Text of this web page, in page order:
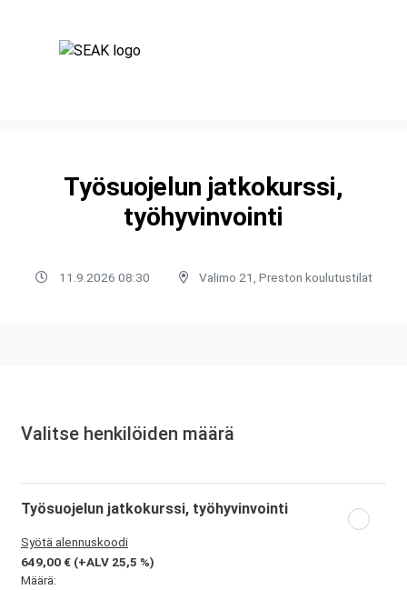
Työsuojelun jatkokurssi,
työhyvinvointi
11.9.2026 08:30 Valimo 21, Preston koulutustilat
Valitse henkilöiden määrä
Työsuojelun jatkokurssi, työhyvinvointi
Syötä alennuskoodi
649,00 € (+ALV 25,5 %)
Määrä: